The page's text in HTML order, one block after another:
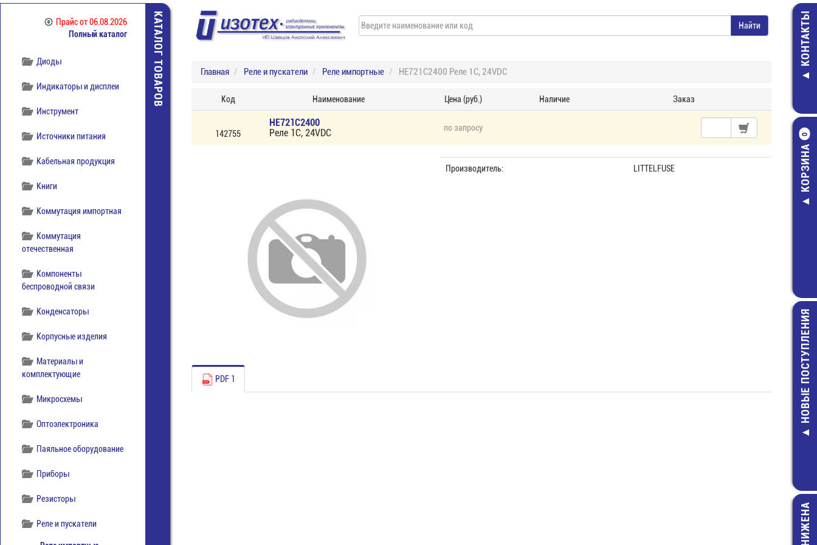
Прайсот 06.08.2026
Полный каталог
Диоды
Индикаторы и дисплеи
Инструмент
Источники питания
Кабельная продукция
Книги
Коммутация импортная
Коммутация
отечественная
Компоненты
беспроводной связи
Конденсаторы
Корпусные изделия
Материалы и
комплектующие
Микросхемы
Оптоэлектроника
Паяльное оборудование
Приборы
Резисторы
Реле и пускатели
КАТАЛОГ ТОВАРОВ КОНТАКТЫ
КОРЗИНА
0
10-0075 RED
"Banana"
25,00 руб.
НОВЫЕ ПОСТУПЛЕНИЯ
Главная Реле и пускатели Реле импортные HE721C2400 Реле 1C, 24VDC
Код Наименование Цена (руб.) Наличие Заказ
142755
HE721C2400
Реле 1C, 24VDC
по запросу
Производитель: LITTELFUSE
PDF 1